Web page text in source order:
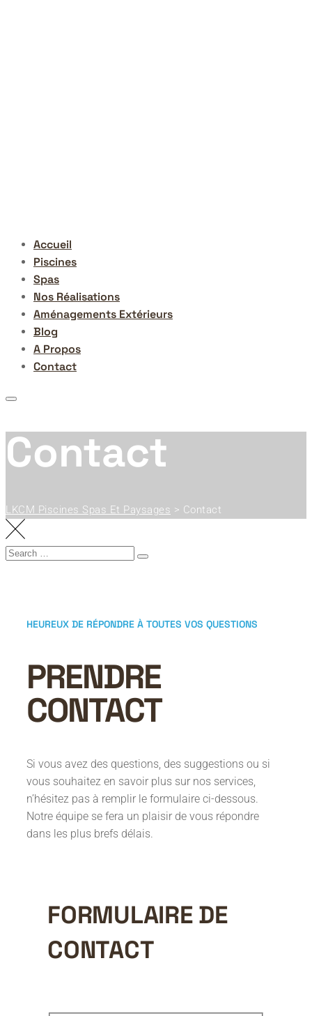
Accueil
Piscines
Spas
Nos Réalisations
Aménagements Extérieurs
Blog
A Propos
Contact
Contact
LKCM Piscines Spas Et Paysages > Contact
HEUREUX DE RÉPONDRE À TOUTES VOS QUESTIONS
PRENDRE
CONTACT
Si vous avez des questions, des suggestions ou si
vous souhaitez en savoir plus sur nos services,
n’hésitez pas à remplir le formulaire ci-dessous.
Notre équipe se fera un plaisir de vous répondre
dans les plus brefs délais.
FORMULAIRE DE
CONTACT